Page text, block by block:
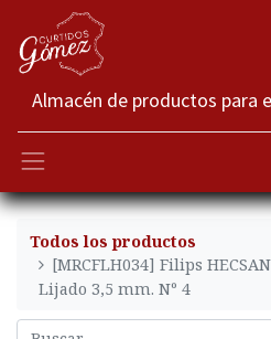
Almacén de productos para
Todos los productos
[MRCFLH034] Filips
Lijado 3,5 mm. Nº 4